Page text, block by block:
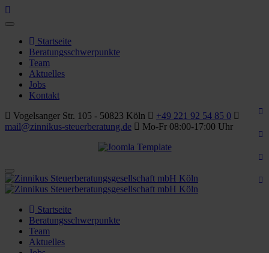
Startseite
Beratungsschwerpunkte
Team
Aktuelles
Jobs
Kontakt
Vogelsanger Str. 105 - 50823 Köln
+49 221 92 54 85 0
mail@zinnikus-steuerberatung.de
Mo-Fr 08:00-17:00 Uhr
Startseite
Beratungsschwerpunkte
Team
Aktuelles